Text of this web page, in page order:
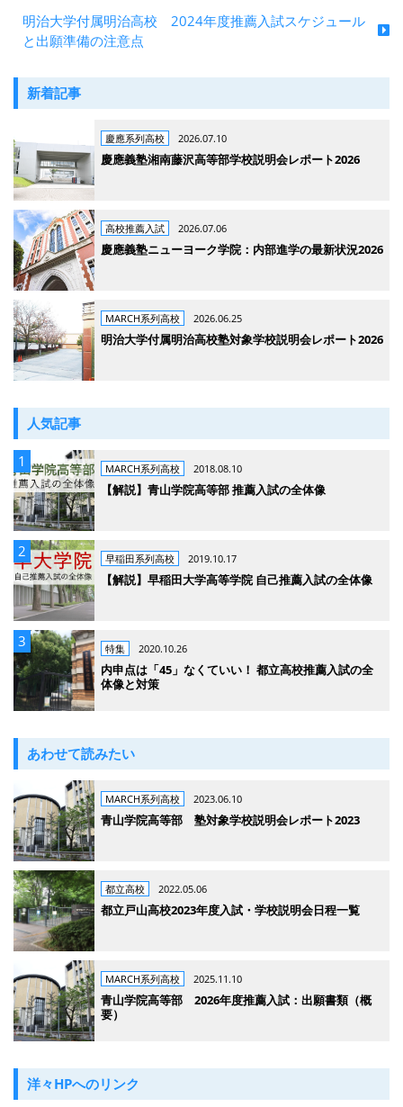
明治大学付属明治高校 2024年度推薦入試スケジュール
と出願準備の注意点
新着記事
慶應系列高校 2026.07.10
慶應義塾湘南藤沢高等部学校説明会レポート2026
高校推薦入試 2026.07.06
慶應義塾ニューヨーク学院：内部進学の最新状況2026
MARCH系列高校 2026.06.25
明治大学付属明治高校塾対象学校説明会レポート2026
人気記事
MARCH系列高校 2018.08.10
【解説】青山学院高等部 推薦入試の全体像
早稲田系列高校 2019.10.17
【解説】早稲田大学高等学院 自己推薦入試の全体像
特集 2020.10.26
内申点は「45」なくていい！ 都立高校推薦入試の全
体像と対策
あわせて読みたい
MARCH系列高校 2023.06.10
青山学院高等部 塾対象学校説明会レポート2023
都立高校 2022.05.06
都立戸山高校2023年度入試・学校説明会日程一覧
MARCH系列高校 2025.11.10
青山学院高等部 2026年度推薦入試：出願書類（概
要）
洋々HPへのリンク